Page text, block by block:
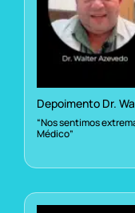
Depoimento Dr.
“Nos sentimos
Médico”